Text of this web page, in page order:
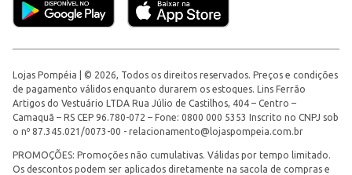
Lojas Pompéia | © 2026, Todos os direitos reservados. Preços e condições
de pagamento válidos enquanto durarem os estoques. Lins Ferrão
Artigos do Vestuário LTDA Rua Júlio de Castilhos, 404 – Centro –
Camaquã – RS CEP 96.780-072 – Fone: 0800 000 5353 Inscrito no CNPJ sob
o nº 87.345.021/0073-00 - relacionamento@lojaspompeia.com.br
PROMOÇÕES: Promoções não cumulativas. Válidas por tempo limitado.
Os descontos podem ser aplicados diretamente na sacola de compras e